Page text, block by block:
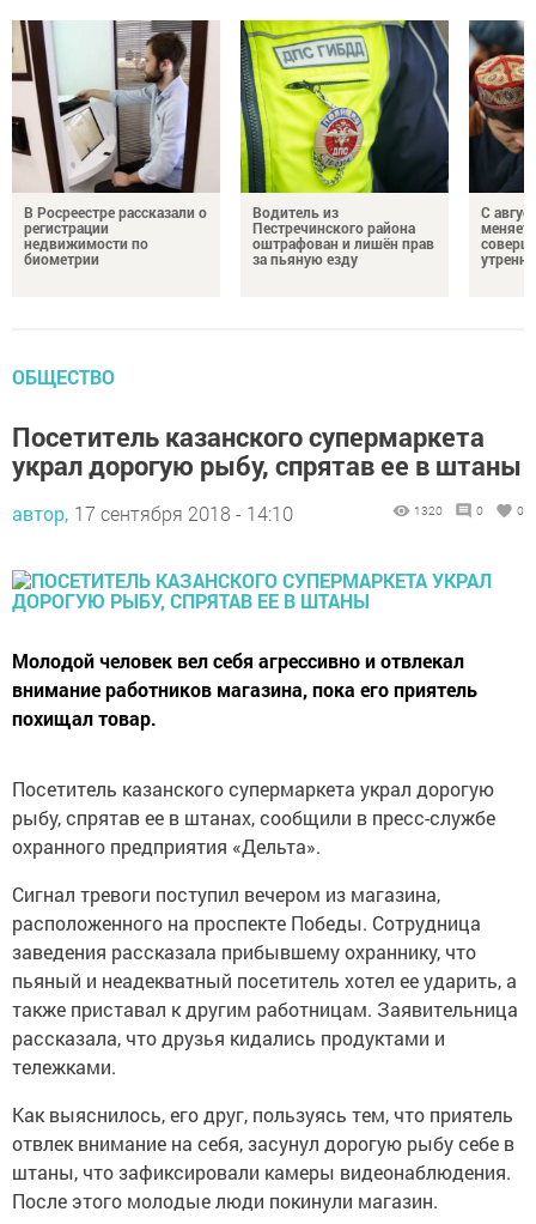
В Росреестре рассказали о
регистрации
недвижимости по
биометрии
Водитель из
Пестречинского района
оштрафован и лишён прав
за пьяную езду
С
ОБЩЕСТВО
Посетитель казанского супермаркета
украл дорогую рыбу, спрятав ее в штаны
автор, 17 сентября 2018 - 14:10 1320 0 0
Молодой человек вел себя агрессивно и отвлекал
внимание работников магазина, пока его приятель
похищал товар.
Посетитель казанского супермаркета украл дорогую
рыбу, спрятав ее в штанах, сообщили в пресс-службе
охранного предприятия «Дельта».
Сигнал тревоги поступил вечером из магазина,
расположенного на проспекте Победы. Сотрудница
заведения рассказала прибывшему охраннику, что
пьяный и неадекватный посетитель хотел ее ударить, а
также приставал к другим работницам. Заявительница
рассказала, что друзья кидались продуктами и
тележками.
Как выяснилось, его друг, пользуясь тем, что приятель
отвлек внимание на себя, засунул дорогую рыбу себе в
штаны, что зафиксировали камеры видеонаблюдения.
После этого молодые люди покинули магазин.